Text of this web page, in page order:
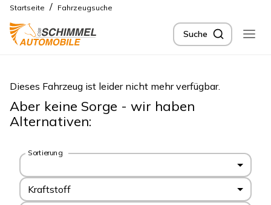
Startseite / Fahrzeugsuche
Suche
Dieses Fahrzeug ist leider nicht mehr verfügbar.
Aber keine Sorge - wir haben
Alternativen:
Sortierung
Kraftstoff